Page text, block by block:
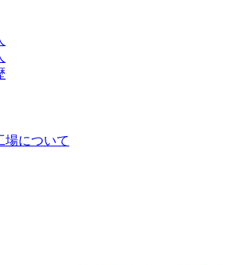
場について